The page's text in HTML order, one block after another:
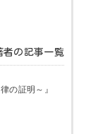
者の記事一覧
の証明～』